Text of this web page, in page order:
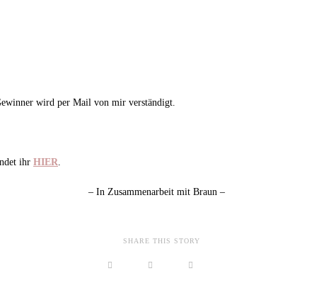
wird per Mail von mir verständigt.
ihr HIER
– In Zusammenarbeit mit Braun –
SHARE THIS STORY